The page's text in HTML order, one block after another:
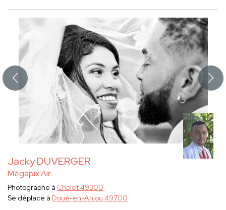
Jacky DUVERGER
Mégapix'Air
Photographe à Cholet 49300
Se déplace à Doué-en-Anjou 49700